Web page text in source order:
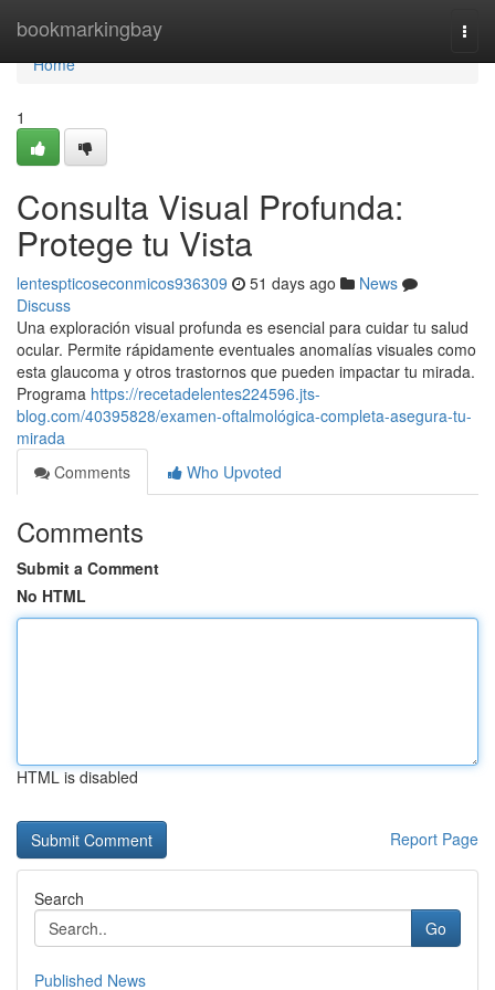
bookmarkingbay
Home
Home
1
Consulta Visual Profunda:
Protege tu Vista
lentespticoseconmicos936309 51 days ago
News
Discuss
Una exploración visual profunda es esencial para cuidar tu salud
ocular. Permite rápidamente eventuales anomalías visuales como
esta glaucoma y otros trastornos que pueden impactar tu mirada.
Programa https://recetadelentes224596.jts-
blog.com/40395828/examen-oftalmológica-completa-asegura-tu-
mirada
Comments
Who Upvoted
Comments
Submit a Comment
No HTML
HTML is disabled
Report Page
Search
Go
Published News